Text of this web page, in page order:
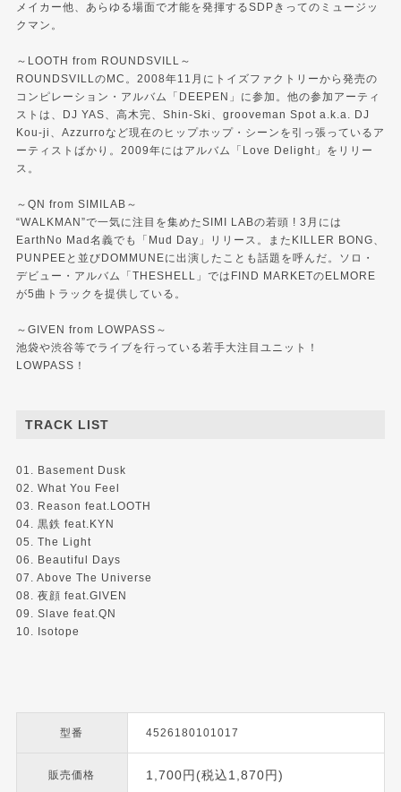
メイカー他、あらゆる場面で才能を発揮するSDPきってのミュージッ
クマン。
～LOOTH from ROUNDSVILL～
ROUNDSVILLのMC。2008年11月にトイズファクトリーから発売の
コンピレーション・アルバム「DEEPEN」に参加。他の参加アーティ
ストは、DJ YAS、高木完、Shin-Ski、grooveman Spot a.k.a. DJ
Kou-ji、Azzurroなど現在のヒップホップ・シーンを引っ張っているア
ーティストばかり。2009年にはアルバム「Love Delight」をリリー
ス。
～QN from SIMILAB～
“WALKMAN”で一気に注目を集めたSIMI LABの若頭 ! 3月には
EarthNo Mad名義でも「Mud Day」リリース。またKILLER BONG、
PUNPEEと並びDOMMUNEに出演したことも話題を呼んだ。ソロ・
デビュー・アルバム「THESHELL」ではFIND MARKETのELMORE
が5曲トラックを提供している。
～GIVEN from LOWPASS～
池袋や渋谷等でライブを行っている若手大注目ユニット！
LOWPASS！
TRACK LIST
01. Basement Dusk
02. What You Feel
03. Reason feat.LOOTH
04. 黒鉄 feat.KYN
05. The Light
06. Beautiful Days
07. Above The Universe
08. 夜顔 feat.GIVEN
09. Slave feat.QN
10. Isotope
型番 4526180101017
販売価格 1,700円(税込1,870円)